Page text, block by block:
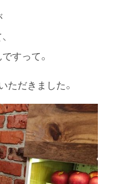
すって。
ただきました。